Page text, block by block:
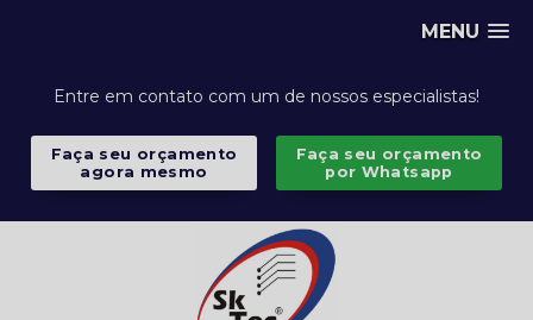
MENU
Entre em contato com um de nossos especialistas!
Faça seu orçamento
agora mesmo
Faça seu orçamento
por Whatsapp